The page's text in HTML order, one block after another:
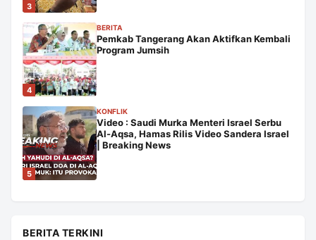
3
4
BERITA
Pemkab Tangerang Akan Aktifkan Kembali
Program Jumsih
5
KONFLIK
Video : Saudi Murka Menteri Israel Serbu
Al-Aqsa, Hamas Rilis Video Sandera Israel
| Breaking News
BERITA TERKINI